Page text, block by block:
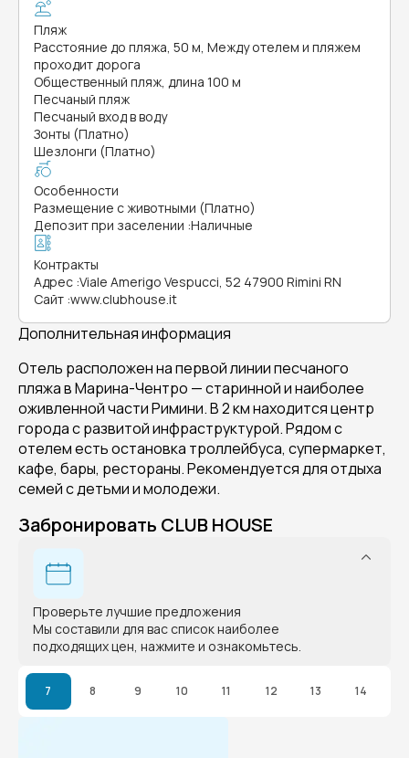
Пляж
Расстояние до пляжа, 50 м, Между отелем и пляжем
проходит дорога
Общественный пляж, длина 100 м
Песчаный пляж
Песчаный вход в воду
Зонты (Платно)
Шезлонги (Платно)
Особенности
Размещение с животными (Платно)
Депозит при заселении :Наличные
Контракты
Адрес :Viale Amerigo Vespucci, 52 47900 Rimini RN
Сайт :www.clubhouse.it
Дополнительная информация
Отель расположен на первой линии песчаного
пляжа в Марина-Чентро — старинной и наиболее
оживленной части Римини. В 2 км находится центр
города с развитой инфраструктурой. Рядом с
отелем есть остановка троллейбуса, супермаркет,
кафе, бары, рестораны. Рекомендуется для отдыха
семей с детьми и молодежи.
Забронировать CLUB HOUSE
Проверьте лучшие предложения
Мы составили для вас список наиболее
подходящих цен, нажмите и ознакомьтесь.
7 8 9 10 11 12 13 14